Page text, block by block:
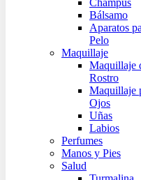
Champús
Bálsamo
Aparatos
Pelo
Maquillaje
Maquillaje
Rostro
Maquillaje
Ojos
Uñas
Labios
Perfumes
Manos y Pies
Salud